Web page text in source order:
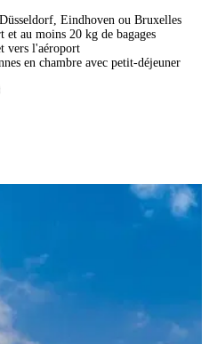
Eindhoven ou Bruxelles
et au moins 20 kg de bagages
vers l'aéroport
en chambre avec petit-déjeuner